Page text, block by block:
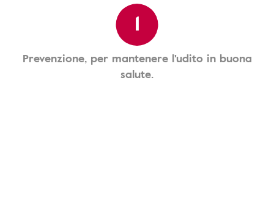
1
Prevenzione, per mantenere l'udito in buona
salute.